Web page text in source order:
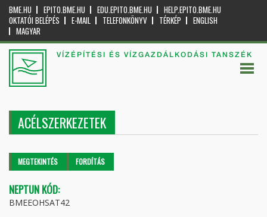
BME.HU EPITO.BME.HU EDU.EPITO.BME.HU
HELP.EPITO.BME.HU
OKTATÓI BELÉPÉS
E-MAIL TELEFONKÖNYV TÉRKÉP
ENGLISH
MAGYAR
VÍZÉPÍTÉSI ÉS VÍZGAZDÁLKODÁSI TANSZÉK
ACÉLSZERKEZETEK
Elsődleges fülek
MEGTEKINTÉS (AKTÍVFORDÍTÁS
NEPTUN KÓD:
BMEEOHSAT42